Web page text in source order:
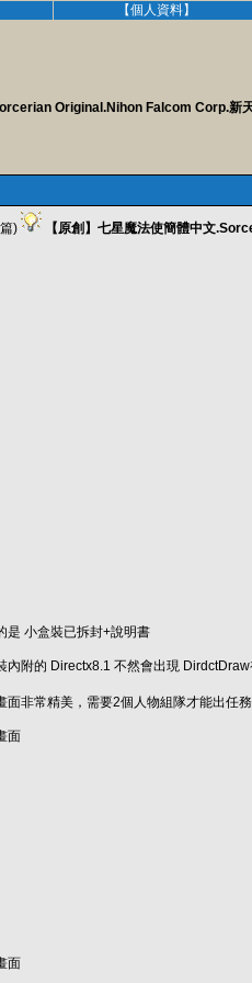
【個人資料】
Original.Nihon Falcom Corp.新
) 【原創】七星魔法使簡體中文
是 小盒裝已拆封+說明書
內附的 Directx8.1 不然會出現
面非常精美，需要2個人物組隊才能出任務
面
面